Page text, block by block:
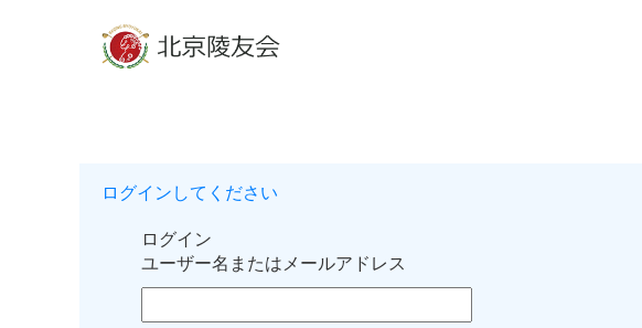
ログインしてください
ログイン
ユーザー名またはメールアドレス